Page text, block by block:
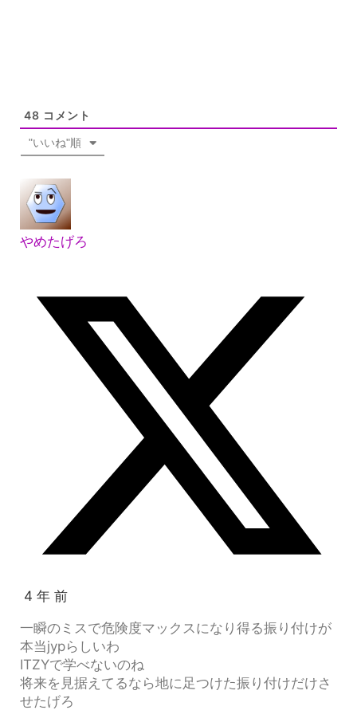
48 コメント
"いいね"順
やめたげろ
4 年 前
一瞬のミスで危険度マックスになり得る振り付けが
本当jypらしいわ
ITZYで学べないのね
将来を見据えてるなら地に足つけた振り付けだけさ
せたげろ